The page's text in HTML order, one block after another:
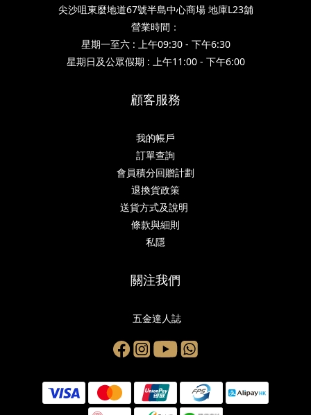
尖沙咀東麼地道67號半島中心商場 地庫L23舖
營業時間：
星期一至六 : 上午09:30 - 下午6:30
星期日及公眾假期 : 上午11:00 - 下午6:00
顧客服務
我的帳戶
訂單查詢
會員積分回贈計劃
退換貨政策
送貨方式及說明
條款與細則
私隱
關注我們
五金達人誌